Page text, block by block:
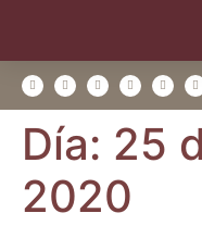
Día: 25
2020